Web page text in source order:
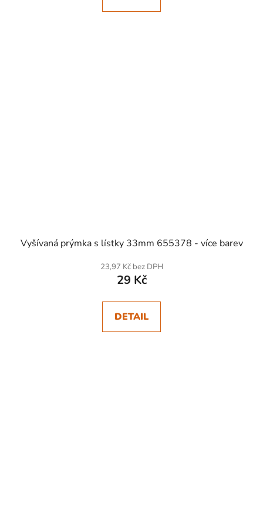
Vyšívaná prýmka s lístky 33mm 655378 - více barev
23,97 Kč bez DPH
29 Kč
DETAIL